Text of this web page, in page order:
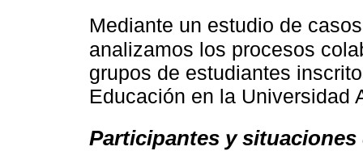
Mediante un estudio de
analizamos los procesos
grupos de estudiantes
Educación en la Universidad
Participantes y